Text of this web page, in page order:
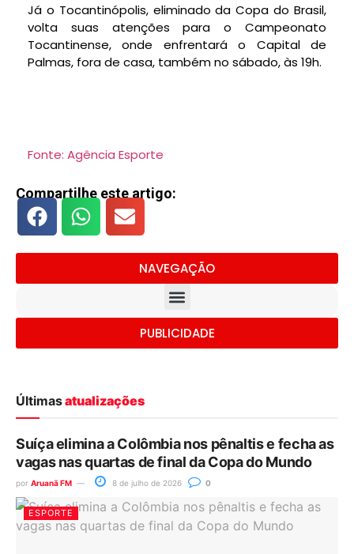
Já o Tocantinópolis, eliminado da Copa do Brasil,
volta suas atenções para o Campeonato
Tocantinense, onde enfrentará o Capital de
Palmas, fora de casa, também no sábado, às 19h.
Fonte: Agência Esporte
Compartilhe este artigo:
NAVEGAÇÃO
PUBLICIDADE
Últimasatualizações
Suíça elimina a Colômbia nos pênaltis e fecha as
vagas nas quartas de final da Copa do Mundo
por Aruanã FM 8 de julho de 2026 0
ESPORTE